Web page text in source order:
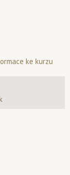
ke kurzu